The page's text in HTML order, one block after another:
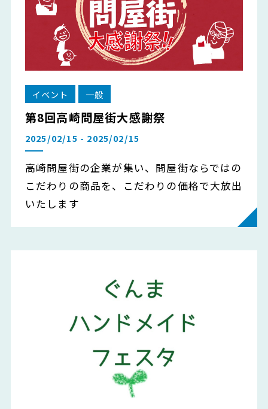
イベント 一般
第8回高崎問屋街大感謝祭
2025/02/15 - 2025/02/15
高崎問屋街の企業が集い、問屋街ならではの
こだわりの商品を、こだわりの価格で大放出
いたします